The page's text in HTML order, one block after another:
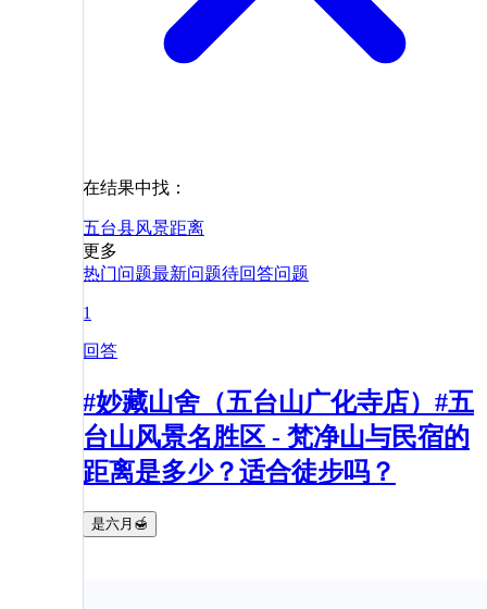
在结果中找：
五台县风景距离
更多
热门问题最新问题待回答问题
1
回答
#妙藏山舍（五台山广化寺店）#五
台山风景名胜区 - 梵净山与民宿的
距离是多少？适合徒步吗？
是六月🍯